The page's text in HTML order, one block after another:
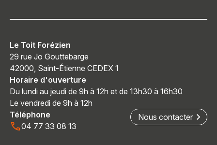
Le Toit Forézien
29 rue Jo Gouttebarge
42000, Saint-Étienne CEDEX 1
Horaire d'ouverture
Du lundi au jeudi de 9h à 12h et de 13h30 à 16h30
Le vendredi de 9h à 12h
Téléphone
04 77 33 08 13
Nous contacter